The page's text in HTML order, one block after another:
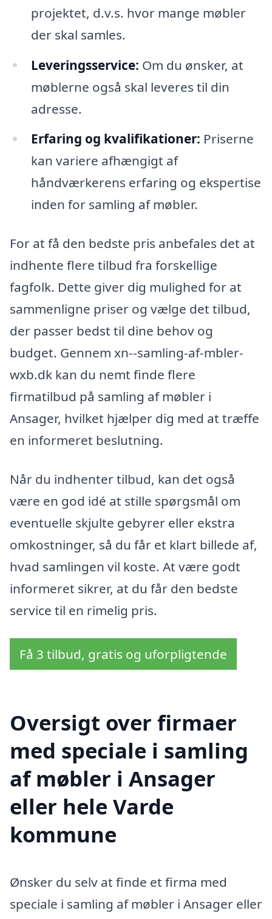
projektet, d.v.s. hvor mange møbler
der skal samles.
Leveringsservice: Om du ønsker, at
møblerne også skal leveres til din
adresse.
Erfaring og kvalifikationer: Priserne
kan variere afhængigt af
håndværkerens erfaring og ekspertise
inden for samling af møbler.
For at få den bedste pris anbefales det at
indhente flere tilbud fra forskellige
fagfolk. Dette giver dig mulighed for at
sammenligne priser og vælge det tilbud,
der passer bedst til dine behov og
budget. Gennem xn--samling-af-mbler-
wxb.dk kan du nemt finde flere
firmatilbud på samling af møbler i
Ansager, hvilket hjælper dig med at træffe
en informeret beslutning.
Når du indhenter tilbud, kan det også
være en god idé at stille spørgsmål om
eventuelle skjulte gebyrer eller ekstra
omkostninger, så du får et klart billede af,
hvad samlingen vil koste. At være godt
informeret sikrer, at du får den bedste
service til en rimelig pris.
Få 3 tilbud, gratis og uforpligtende
Oversigt over firmaer
med speciale i samling
af møbler i Ansager
eller hele Varde
kommune
Ønsker du selv at finde et firma med
speciale i samling af møbler i Ansager eller